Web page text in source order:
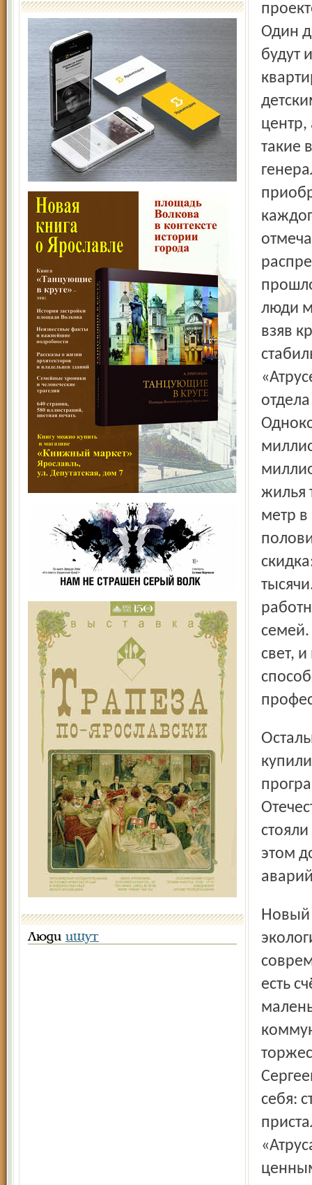
Люди ищут
Один
будут
центр,
такие
люди
взяв
жилья
метр в
свет,
Остальные квартиры ушли в свободную продажу. Их
этом
Новый дом имеет много достоинств. Сделан он из
есть
себя: